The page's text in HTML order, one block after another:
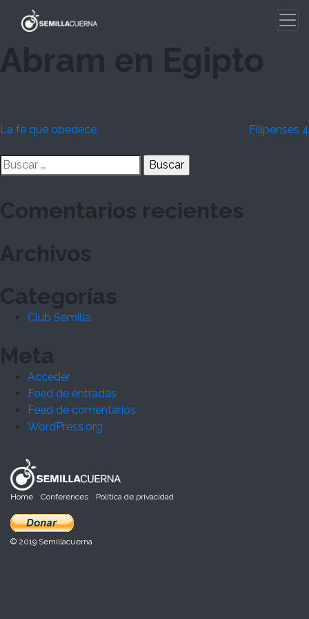
Abram en Egipto
Navegación
de
La fe que obedece Filipenses 4
Buscar:
Comentarios recientes
Archivos
Categorías
Club Semilla
Meta
Acceder
Feed de entradas
Feed de comentarios
WordPress.org
Home Conferences Política de privacidad
© 2019 Semillacuerna